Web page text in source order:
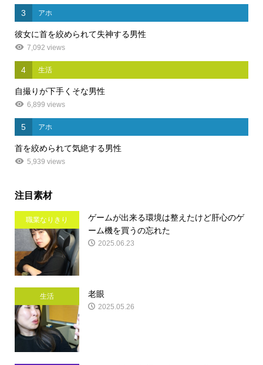
3 アホ
彼女に首を絞められて失神する男性
7,092 views
4 生活
自撮りが下手くそな男性
6,899 views
5 アホ
首を絞められて気絶する男性
5,939 views
注目素材
職業なりきり
ゲームが出来る環境は整えたけど肝心のゲ
ーム機を買うの忘れた
2025.06.23
生活 老眼
2025.05.26